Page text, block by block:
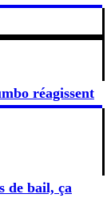
réagissent
de bail, ça